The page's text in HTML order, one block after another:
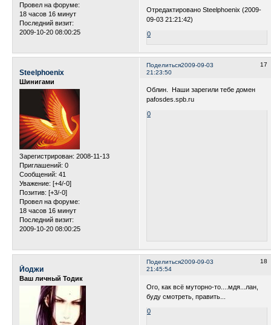
Провел на форуме:
18 часов 16 минут
Последний визит:
2009-10-20 08:00:25
Отредактировано Steelphoenix (2009-
09-03 21:21:42)
0
Поделиться 17
2009-09-03
21:23:50
Steelphoenix
Шинигами
Зарегистрирован: 2008-11-13
Приглашений: 0
Сообщений: 41
Уважение: [+4/-0]
Позитив: [+3/-0]
Провел на форуме:
18 часов 16 минут
Последний визит:
2009-10-20 08:00:25
Облин. Наши зарегили тебе домен
pafosdes.spb.ru
0
Поделиться 18
2009-09-03
21:45:54
Йоджи
Ваш личный Тодик
Ого, как всё муторно-то....мдя...лан,
буду смотреть, править...
0